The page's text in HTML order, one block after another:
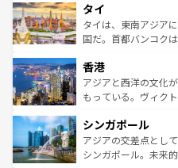
リティに包まれなが
覧を参照してほしい。
急速な発展と共に伝
ーチミン市のフラン
醸し出している。ま
とつ。フォーやバイ
ひ現地で味わいたい
が旅行者を迎えてく
参照してほしい。
タイ
タイは、東南アジア
国だ。首都バンコク
の活気が交差してい
帯で自然と触れ合い
いビーチでリゾート
激する。気候は一年
が待っている。親し
た文化、そして多様
香港
アジアと西洋の文化
もっている。ヴィク
み、どこを訪れても
ており、効率よく見
うな絶景から文化的
シンガポール
アジアの交差点とし
シンガポール。未来